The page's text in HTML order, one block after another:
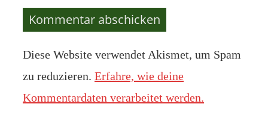
Diese Website verwendet Akismet, um Spam
zu reduzieren. Erfahre, wie deine
Kommentardaten verarbeitet werden.